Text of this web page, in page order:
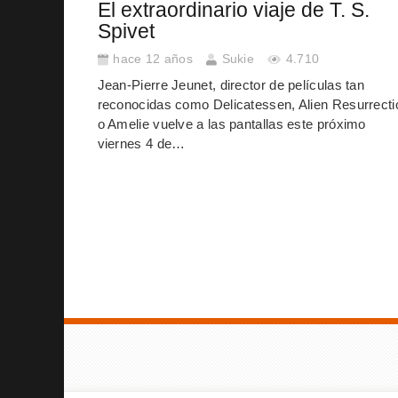
El extraordinario viaje de T. S.
Spivet
hace 12 años Sukie 4.710
Jean-Pierre Jeunet, director de películas tan
reconocidas como Delicatessen, Alien
o Amelie vuelve a las pantallas este próximo
viernes 4 de…